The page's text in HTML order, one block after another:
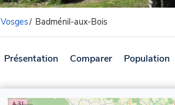
Vosges/ Badménil-aux-Bois
Présentation Comparer Population